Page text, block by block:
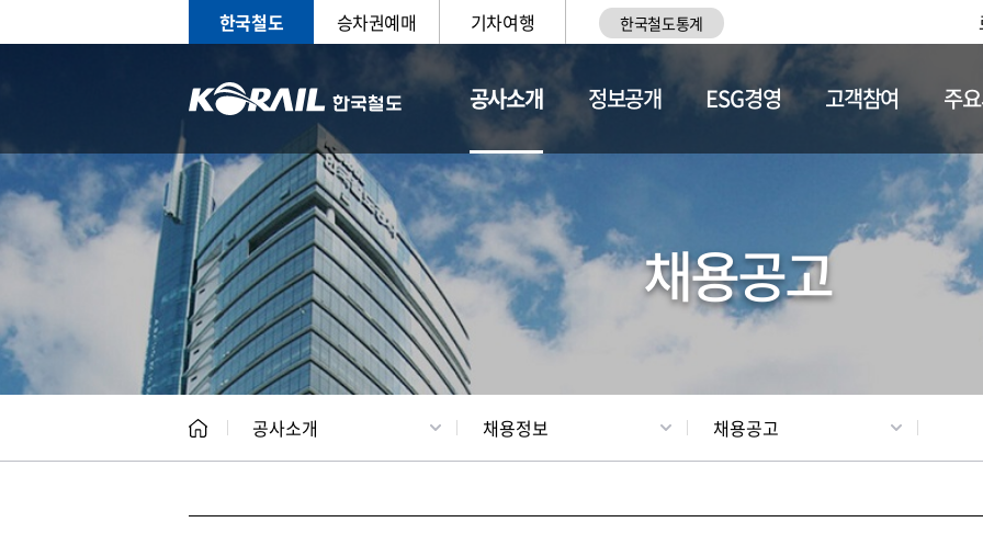
한국철도 승차권예매 기차여행 한국철도통계
공사소개
CEO 일반현황 채용정보
정보공개 ESG경영 고객참여 주
채용공고
공사소개 채용정보 채용공고